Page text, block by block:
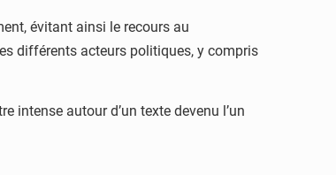
évitant ainsi le recours au
différents acteurs politiques, y compris
intense autour d’un texte devenu l’un